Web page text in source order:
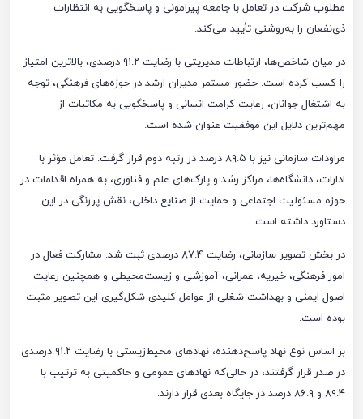
مطلوب شرکت در تعامل با جامعه پیرامونی و پاسخگویی به انتظارات
ذی‌نفعان را به‌روشنی تأیید می‌کند.
در میان شاخص‌ها، ارتباطات مدیریتی با رضایت ۹۱.۲ درصدی، بالاترین امتیاز
را کسب کرده است. حضور مستمر مدیران ارشد در حوزه‌های فرهنگی، توجه
به اشتغال جوانان، رعایت کرامت انسانی و پاسخگویی به مکاتبات از
مهم‌ترین دلایل این موفقیت عنوان شده است.
مراودات سازمانی نیز با ۸۹.۵ درصد در رتبه دوم قرار گرفت. تعامل مؤثر با
ادارات، دانشگاه‌ها، مراکز رشد و پارک‌های علم و فناوری، به همراه اقدامات در
حوزه مسئولیت اجتماعی و حمایت از صنایع داخلی، نقش پررنگی در این
دستاورد داشته است.
در بخش تصویر سازمانی، رضایت ۸۷.۴ درصدی ثبت شد. مشارکت فعال در
امور فرهنگی، خیریه، عمرانی، آموزشی و زیست‌محیطی و همچنین رعایت
اصول ایمنی و بهداشت شغلی از عوامل کلیدی شکل‌گیری این تصویر مثبت
بوده است.
بر اساس نوع نهاد پاسخ‌دهنده، نهادهای محیط‌زیستی با رضایت ۹۱.۲ درصدی
در صدر قرار گرفتند، در حالی‌که نهادهای عمومی و حاکمیتی به ترتیب با
۸۹.۴ و ۸۶.۹ درصد در جایگاه بعدی قرار دارند.